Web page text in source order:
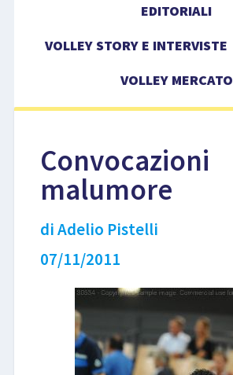
VOLLEY MERCATO
COMPETIZIONI
EVENTI
LIBRI
EDITORIALI
VOLLEY STORY E INTERVISTE
VOLLEY MERCATO
Convocazioni
malumore
di Adelio Pistelli
07/11/2011